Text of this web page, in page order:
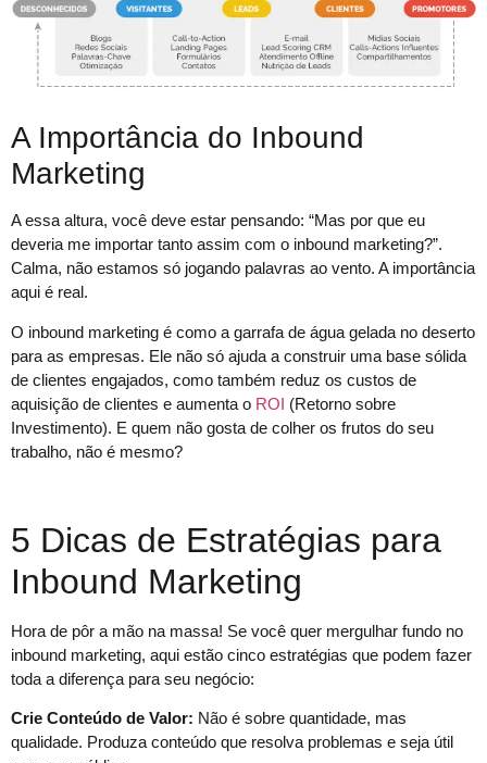
A Importância do Inbound
Marketing
A essa altura, você deve estar pensando: “Mas por que eu
deveria me importar tanto assim com o inbound marketing?”.
Calma, não estamos só jogando palavras ao vento. A importância
aqui é real.
O inbound marketing é como a garrafa de água gelada no deserto
para as empresas. Ele não só ajuda a construir uma base sólida
de clientes engajados, como também reduz os custos de
aquisição de clientes e aumenta o ROI (Retorno sobre
Investimento). E quem não gosta de colher os frutos do seu
trabalho, não é mesmo?
5 Dicas de Estratégias para
Inbound Marketing
Hora de pôr a mão na massa! Se você quer mergulhar fundo no
inbound marketing, aqui estão cinco estratégias que podem fazer
toda a diferença para seu negócio:
Crie Conteúdo de Valor: Não é sobre quantidade, mas
qualidade. Produza conteúdo que resolva problemas e seja útil